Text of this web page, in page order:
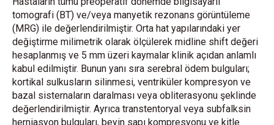
tomografi (BT) ve/veya manyetik rezonans görüntüleme
(MRG) ile değerlendirilmiştir. Orta hat yapılarındaki yer
değiştirme milimetrik olarak ölçülerek midline shift değeri
hesaplanmış ve 5 mm üzeri kaymalar klinik açıdan anlamlı
kabul edilmiştir. Bunun yanı sıra serebral ödem bulguları;
kortikal sulkusların silinmesi, ventriküler kompresyon ve
bazal sisternaların daralması veya obliterasyonu şeklinde
değerlendirilmiştir. Ayrıca transtentoryal veya subfalksin
herniasyon bulguları, beyin sapı kompresyonu ve kitle